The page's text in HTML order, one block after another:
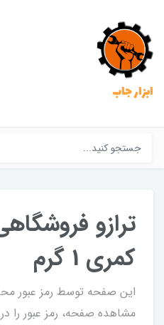
ابزار جاب
کمری 1 گرم
این صفحه توسط رمز عبور
مشاهده صفحه، رمز عبور را